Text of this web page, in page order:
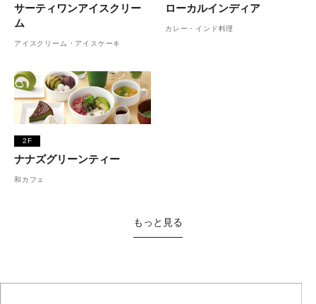
サーティワンアイスクリー
ム
アイスクリーム・アイスケーキ
ローカルインディア
カレー・インド料理
2F
ナナズグリーンティー
和カフェ
もっと見る